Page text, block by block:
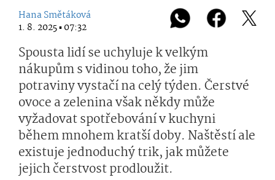
Hana Smětáková
1. 8. 2025 ▪ 07:32
Spousta lidí se uchyluje k velkým
nákupům s vidinou toho, že jim
potraviny vystačí na celý týden. Čerstvé
ovoce a zelenina však někdy může
vyžadovat spotřebování v kuchyni
během mnohem kratší doby. Naštěstí ale
existuje jednoduchý trik, jak můžete
jejich čerstvost prodloužit.